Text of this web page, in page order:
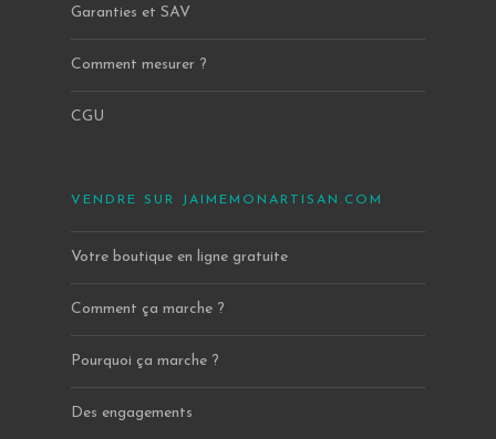
Garanties et SAV
Comment mesurer ?
CGU
VENDRE SUR JAIMEMONARTISAN.COM
Votre boutique en ligne gratuite
Comment ça marche ?
Pourquoi ça marche ?
Des engagements